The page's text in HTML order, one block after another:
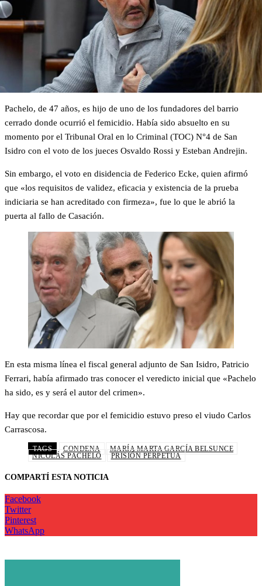
Pachelo, de 47 años, es hijo de uno de los fundadores del barrio
cerrado donde ocurrió el femicidio. Había sido absuelto en su
momento por el Tribunal Oral en lo Criminal (TOC) N°4 de San
Isidro con el voto de los jueces Osvaldo Rossi y Esteban Andrejin.
Sin embargo, el voto en disidencia de Federico Ecke, quien afirmó
que «los requisitos de validez, eficacia y existencia de la prueba
indiciaria se han acreditado con firmeza», fue lo que le abrió la
puerta al fallo de Casación.
En esta misma línea el fiscal general adjunto de San Isidro, Patricio
Ferrari, había afirmado tras conocer el veredicto inicial que «Pachelo
ha sido, es y será el autor del crimen».
Hay que recordar que por el femicidio estuvo preso el viudo Carlos
Carrascosa.
TAGS CONDENA
MARÍA MARTA GARCÍA BELSUNCE
NICOLÁS PACHELO
PRISIÓN PERPETUA
COMPARTÍ ESTA NOTICIA
Facebook
Twitter
Pinterest
WhatsApp